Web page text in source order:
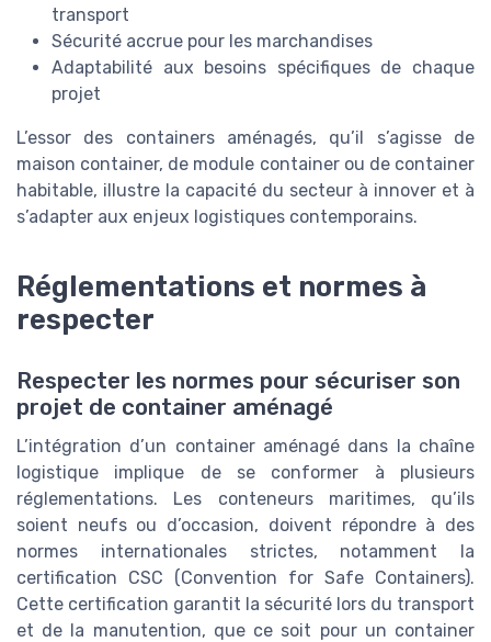
transport
Sécurité accrue pour les marchandises
Adaptabilité aux besoins spécifiques de chaque
projet
L’essor des containers aménagés, qu’il s’agisse de
maison container, de module container ou de container
habitable, illustre la capacité du secteur à innover et à
s’adapter aux enjeux logistiques contemporains.
Réglementations et normes à
respecter
Respecter les normes pour sécuriser son
projet de container aménagé
L’intégration d’un container aménagé dans la chaîne
logistique implique de se conformer à plusieurs
réglementations. Les conteneurs maritimes, qu’ils
soient neufs ou d’occasion, doivent répondre à des
normes internationales strictes, notamment la
certification CSC (Convention for Safe Containers).
Cette certification garantit la sécurité lors du transport
et de la manutention, que ce soit pour un container